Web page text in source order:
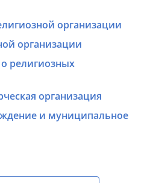
организации
организации
религиозных
организация
и муниципальное